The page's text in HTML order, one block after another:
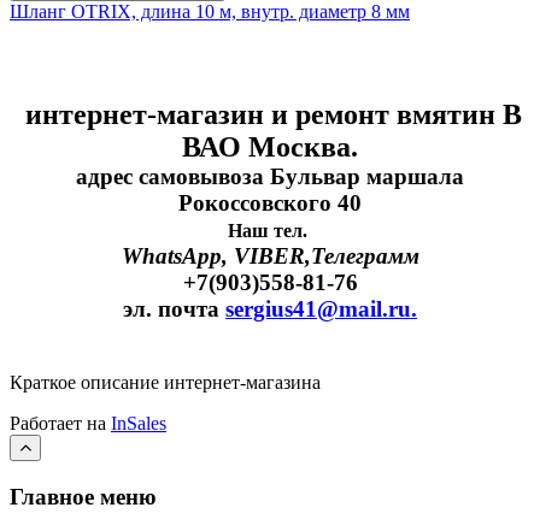
Шланг OTRIX, длина 10 м, внутр. диаметр 8 мм
интернет-магазин и ремонт вмятин В
ВАО Москва.
адрес самовывоза Бульвар маршала
Рокоссовского 40
Наш тел.
WhatsApp, VIBER,Телеграмм
+7(903)558-81-76
эл. почта sergius41@mail.ru.
Краткое описание интернет-магазина
Работает на InSales
Главное меню